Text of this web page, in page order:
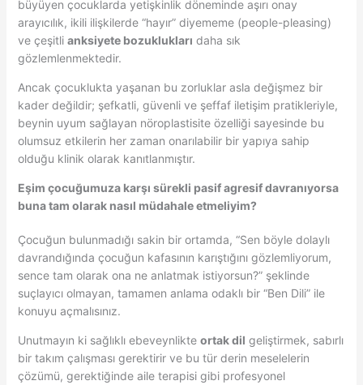
büyüyen çocuklarda yetişkinlik döneminde aşırı onay
arayıcılık, ikili ilişkilerde “hayır” diyememe (people-pleasing)
ve çeşitli anksiyete bozuklukları daha sık
gözlemlenmektedir.
Ancak çocuklukta yaşanan bu zorluklar asla değişmez bir
kader değildir; şefkatli, güvenli ve şeffaf iletişim pratikleriyle,
beynin uyum sağlayan nöroplastisite özelliği sayesinde bu
olumsuz etkilerin her zaman onarılabilir bir yapıya sahip
olduğu klinik olarak kanıtlanmıştır.
Eşim çocuğumuza karşı sürekli pasif agresif davranıyorsa
buna tam olarak nasıl müdahale etmeliyim?
Çocuğun bulunmadığı sakin bir ortamda, “Sen böyle dolaylı
davrandığında çocuğun kafasının karıştığını gözlemliyorum,
sence tam olarak ona ne anlatmak istiyorsun?” şeklinde
suçlayıcı olmayan, tamamen anlama odaklı bir “Ben Dili” ile
konuyu açmalısınız.
Unutmayın ki sağlıklı ebeveynlikte ortak dil geliştirmek, sabırlı
bir takım çalışması gerektirir ve bu tür derin meselelerin
çözümü, gerektiğinde aile terapisi gibi profesyonel